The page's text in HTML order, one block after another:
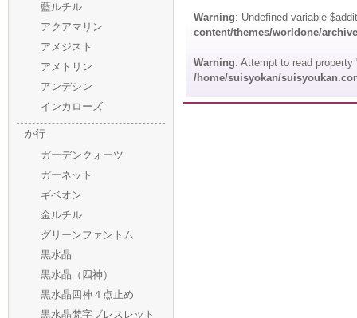
Warning: Undefined variable
content/themes/worldone/
Warning: Attempt to read
/home/suisyokan/
藍ルチル
アクアマリン
アメジスト
アメトリン
アンデシン
インカローズ
か行
ガーデンクォーツ
ガーネット
ギベオン
金ルチル
グリーンファントム
黒水晶
黒水晶（四神）
黒水晶四神４点止め
黒水晶梵字ブレスレット